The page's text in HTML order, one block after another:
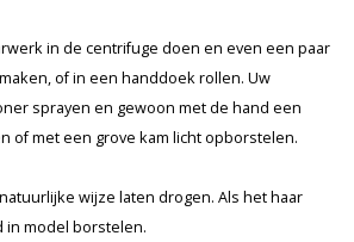
in de centrifuge doen en even een paar
of in een handdoek rollen. Uw
sprayen en gewoon met de hand een
of met een grove kam licht opborstelen.
wijze laten drogen. Als het haar
in model borstelen.